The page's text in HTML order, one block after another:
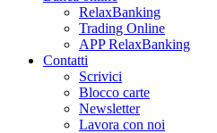
RelaxBanking
Trading Online
APP RelaxBanking
Contatti
Scrivici
Blocco carte
Newsletter
Lavora con noi